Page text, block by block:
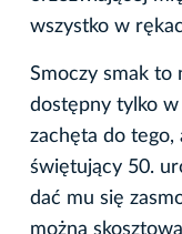
wszystko w
Smoczy smak to
dostępny tylko
zachęta do tego,
świętujący 50.
dać mu się
można